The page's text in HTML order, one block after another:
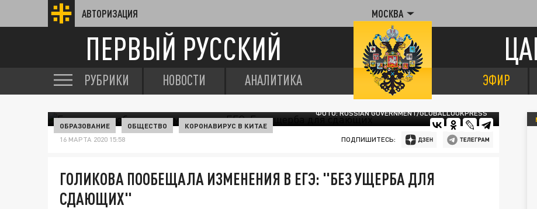
АВТОРИЗАЦИЯ МОСКВА
ПЕРВЫЙ РУССКИЙ
РУБРИКИ НОВОСТИ АНАЛИТИКА ЭФИР
ФОТО: RUSSIAN GOVERNMENT/GLOBALLOOKPRESS
ОБРАЗОВАНИЕ ОБЩЕСТВО КОРОНАВИРУС В КИТАЕ
16 МАРТА 2020 15:58 ПОДПИШИТЕСЬ:
ГОЛИКОВА ПООБЕЩАЛА ИЗМЕНЕНИЯ В ЕГЭ: "БЕЗ УЩЕРБА ДЛЯ
СДАЮЩИХ"